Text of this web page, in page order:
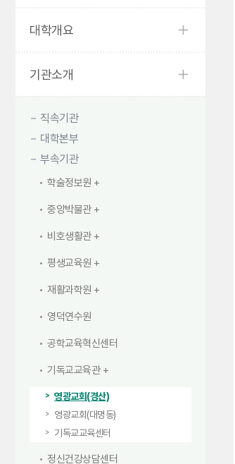
대학개요
기관소개
직속기관
대학본부
부속기관
학술정보원
중앙박물관
비호생활관
평생교육원
재활과학원
영덕연수원
공학교육혁신센터
기독교교육관
영광교회(경산)
영광교회(대명동)
기독교교육센터
정신건강상담센터